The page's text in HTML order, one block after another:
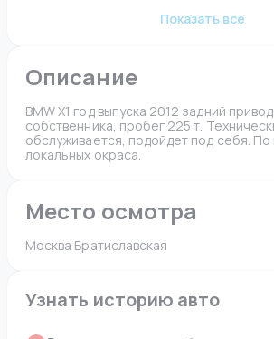
Показать все
Описание
BMW X1 год выпуска 2012 задний
собственника, пробег 225 т.
обслуживается, подойдет под себя. По
локальных окраса.
Место осмотра
Москва Братиславская
Узнать историю авто